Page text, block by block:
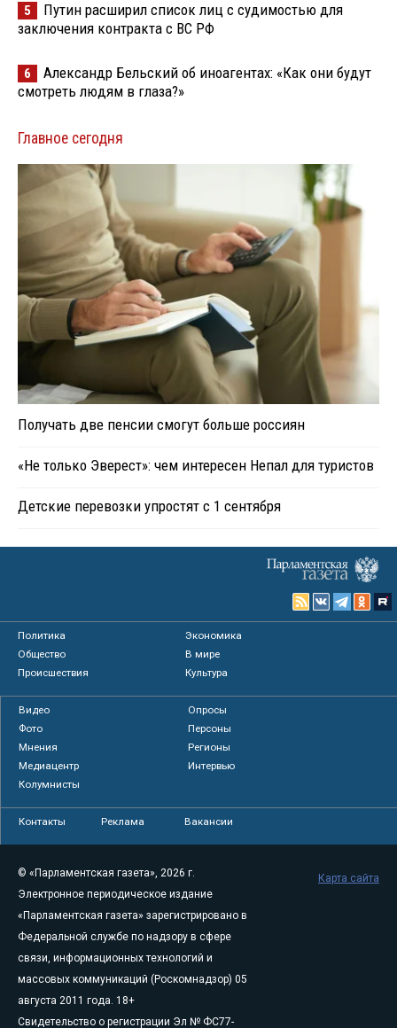
5
Путин расширил список лиц с судимостью для
заключения контракта с ВС РФ
6
Александр Бельский об иноагентах: «Как они будут
смотреть людям в глаза?»
Главное сегодня
Получать две пенсии смогут больше россиян
«Не только Эверест»: чем интересен Непал для туристов
Детские перевозки упростят с 1 сентября
Политика
Экономика
Общество
В мире
Происшествия
Культура
Видео
Опросы
Фото
Персоны
Мнения
Регионы
Медиацентр
Интервью
Колумнисты
Контакты Реклама Вакансии
© «Парламентская газета», 2026 г.
Электронное периодическое издание
«Парламентская газета» зарегистрировано в
Федеральной службе по надзору в сфере
связи, информационных технологий и
массовых коммуникаций (Роскомнадзор) 05
августа 2011 года. 18+
Свидетельство о регистрации Эл № ФС77-
Карта сайта